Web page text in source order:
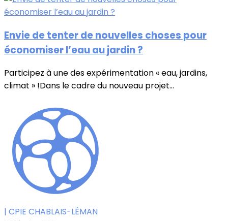
Envie de tenter de nouvelles choses pour
économiser l’eau au jardin ?
Participez à une des expérimentation « eau, jardins,
climat » !Dans le cadre du nouveau projet...
| CPIE CHABLAIS-LÉMAN